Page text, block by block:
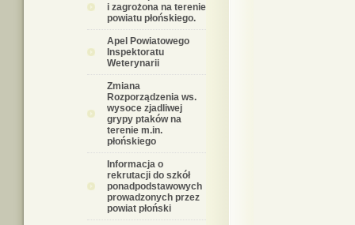
i zagrożona na terenie
powiatu płońskiego.
Apel Powiatowego
Inspektoratu
Weterynarii
Zmiana
Rozporządzenia ws.
wysoce zjadliwej
grypy ptaków na
terenie m.in.
płońskiego
Informacja o
rekrutacji do szkół
ponadpodstawowych
prowadzonych przez
powiat płoński